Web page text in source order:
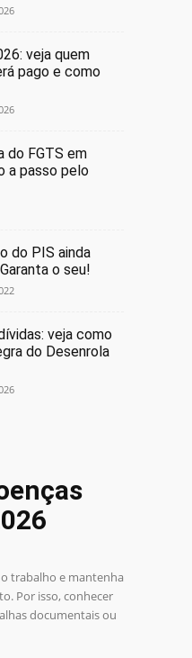
veja quem
pago e como
do FGTS em
a passo pelo
do PIS ainda
o seu!
veja como
do Desenrola
trabalho e mantenha
Por isso, conhecer
documentais ou